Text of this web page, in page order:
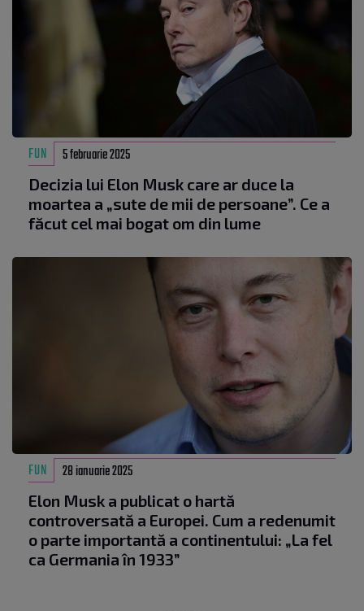
FUN 5 februarie 2025
Decizia lui Elon Musk care ar duce la
moartea a „sute de mii de persoane”. Ce a
făcut cel mai bogat om din lume
FUN 28 ianuarie 2025
Elon Musk a publicat o hartă
controversată a Europei. Cum a redenumit
o parte importantă a continentului: „La fel
ca Germania în 1933”